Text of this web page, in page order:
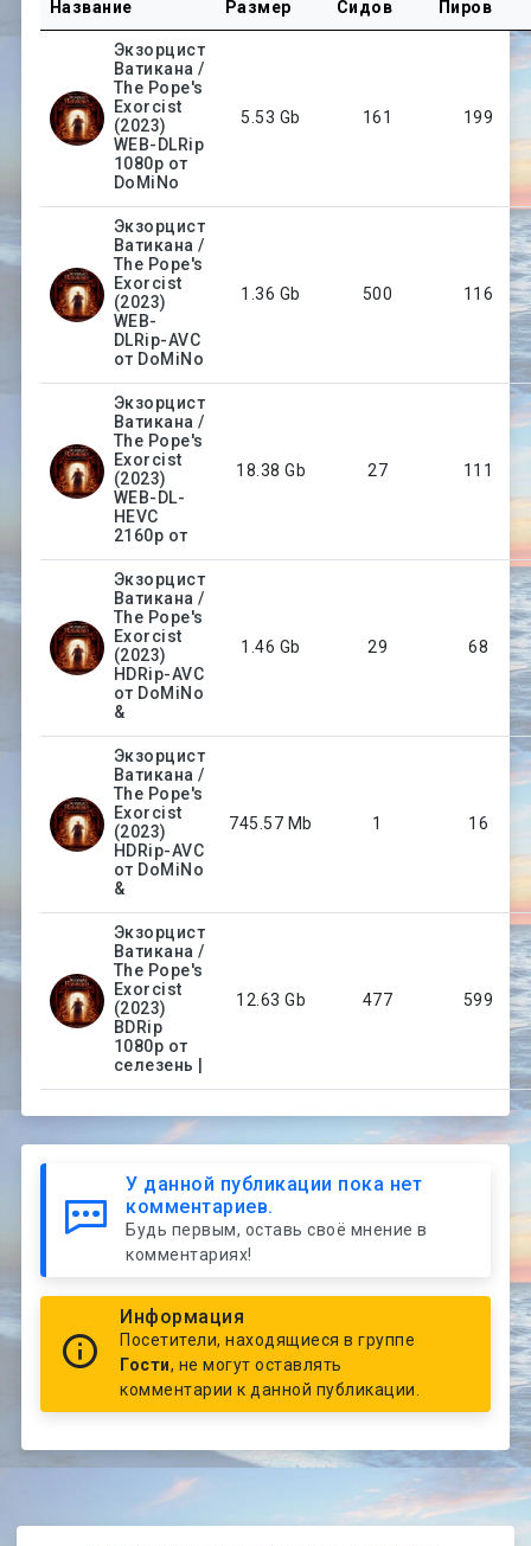
Название Размер Сидов Пиров
Экзорцист
Ватикана /
The Pope's
Exorcist
(2023)
WEB-DLRip
1080p от
DoMiNo
5.53 Gb 161 199
Экзорцист
Ватикана /
The Pope's
Exorcist
(2023)
WEB-
DLRip-AVC
от DoMiNo
1.36 Gb 500 116
Экзорцист
Ватикана /
The Pope's
Exorcist
(2023)
WEB-DL-
HEVC
2160p от
18.38 Gb 27 111
Экзорцист
Ватикана /
The Pope's
Exorcist
(2023)
HDRip-AVC
от DoMiNo
&
1.46 Gb 29 68
Экзорцист
Ватикана /
The Pope's
Exorcist
(2023)
HDRip-AVC
от DoMiNo
&
745.57 Mb 1 16
Экзорцист
Ватикана /
The Pope's
Exorcist
(2023)
BDRip
1080p от
селезень |
12.63 Gb 477 599
У данной публикации пока нет
комментариев.
Будь первым, оставь своё мнение в
комментариях!
Информация
Посетители, находящиеся в группе
Гости, не могут оставлять
комментарии к данной публикации.